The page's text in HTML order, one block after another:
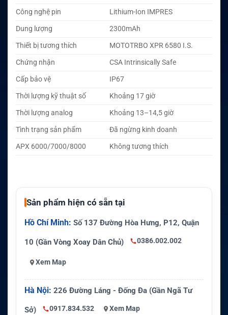
Công nghệ pin
Lithium-Ion IMPRES
Dung lượng
2300mAh
Thiết bị tương thích
MOTOTRBO XPR 6580 I.S.
Chứng nhận
CSA Intrinsically Safe
Cấp bảo vệ
IP67
Thời lượng kỹ thuật số
Khoảng 17 giờ
Thời lượng analog
Khoảng 13–14,5 giờ
Tình trạng sản phẩm
Đã ngừng kinh doanh
APX 6000/7000/8000
Không tương thích
Sản phẩm hiện có sẵn tại
Hồ Chí Minh: Số 137 Đường Hòa Hưng, P12, Quận
10 (Gần Vòng Xoay Dân Chủ) 0386.002.002
Xem Map
Hà Nội: 226 Đường Láng - Đống Đa (Gần Ngã Tư
Sở) 0917.834.532 Xem Map